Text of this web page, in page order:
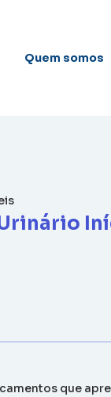
Quem somos
que